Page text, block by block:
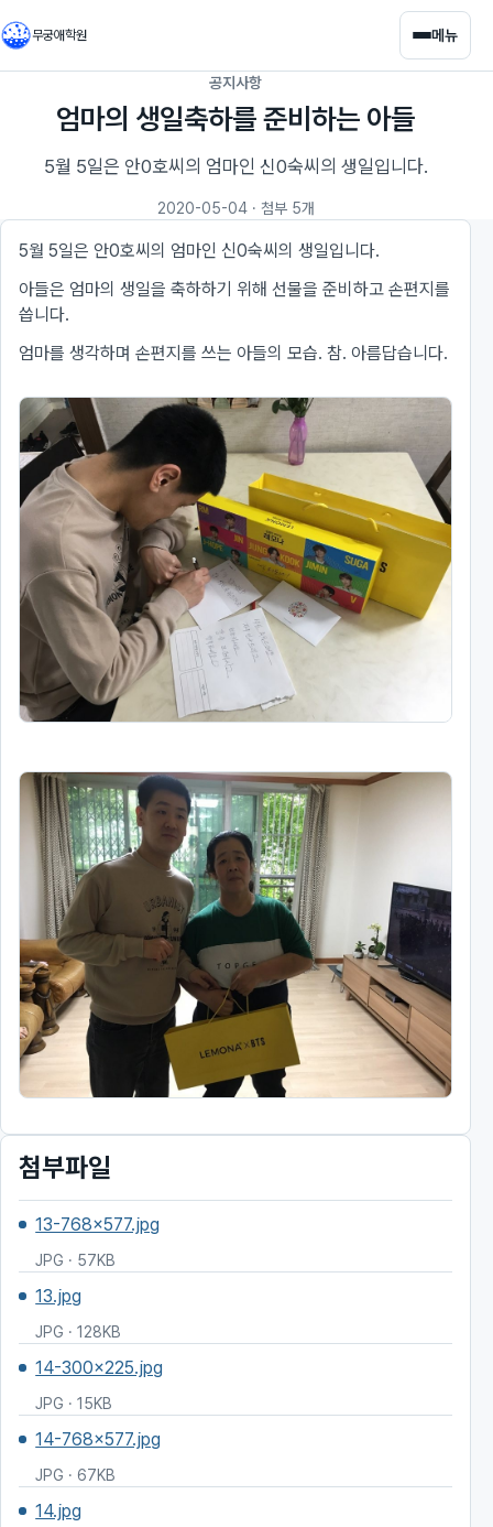
무궁애학원 메뉴
공지사항
엄마의 생일축하를 준비하는 아들
5월 5일은 안0호씨의 엄마인 신0숙씨의 생일입니다.
2020-05-04· 첨부 5개
5월 5일은 안0호씨의 엄마인 신0숙씨의 생일입니다.
아들은 엄마의 생일을 축하하기 위해 선물을 준비하고 손편지를
씁니다.
엄마를 생각하며 손편지를 쓰는 아들의 모습. 참. 아름답습니다.
첨부파일
13-768x577.jpg
JPG · 57KB
13.jpg
JPG · 128KB
14-300x225.jpg
JPG · 15KB
14-768x577.jpg
JPG · 67KB
14.jpg